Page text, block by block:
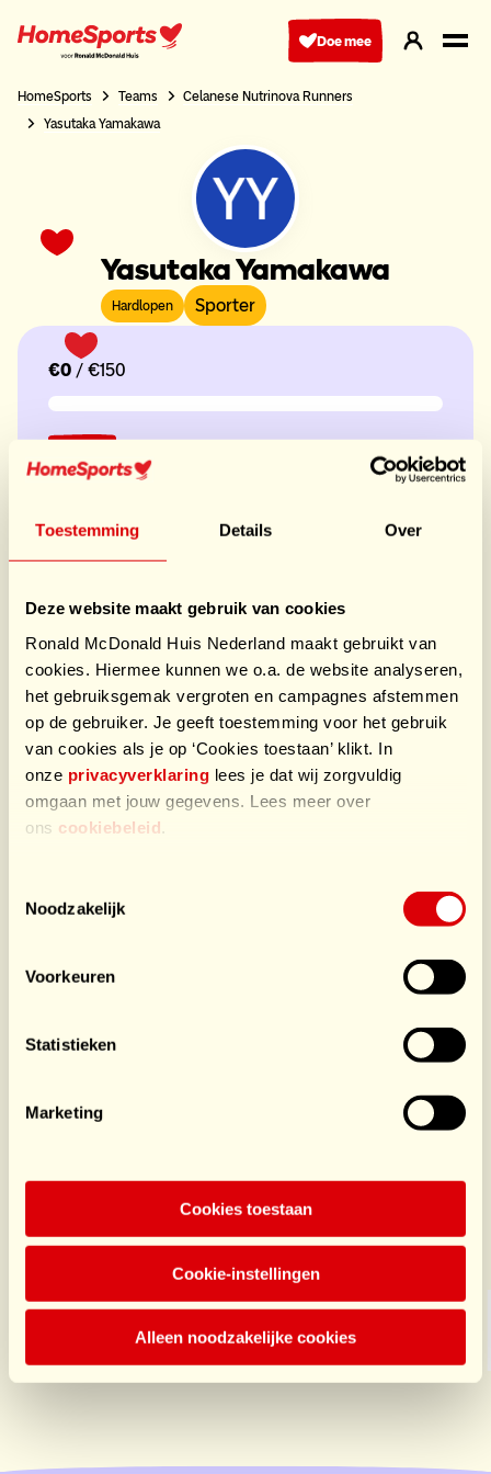
Toestemming Details Over
Deze website maakt gebruik van cookies
Ronald McDonald Huis Nederland maakt gebruikt van
cookies. Hiermee kunnen we o.a. de website analyseren,
het gebruiksgemak vergroten en campagnes afstemmen
op de gebruiker. Je geeft toestemming voor het gebruik
van cookies als je op ‘Cookies toestaan’ klikt. In
onze privacyverklaring lees je dat wij zorgvuldig
omgaan met jouw gegevens. Lees meer over
ons cookiebeleid
Noodzakelijk
Voorkeuren
Statistieken
Marketing
Cookies toestaan
Cookie-instellingen
Alleen noodzakelijke cookies
naar
hoofdnavigatie
Doe mee
HomeSports Teams
Celanese Nutrinova Runners
Yasutaka Yamakawa
Yasutaka Yamakawa
Hardlopen Sporter
€0 / €150
Voor Ronald McDonald Huis Emma Amsterdam
€13.867 / €10.000
Contribute the team and this charities event
Teamleden 12
Akos Toth
€0 / €0
Ashwan
Bissumbhar
Begeleider
Sluit je aan bij dit team
Sponsors HomeSports